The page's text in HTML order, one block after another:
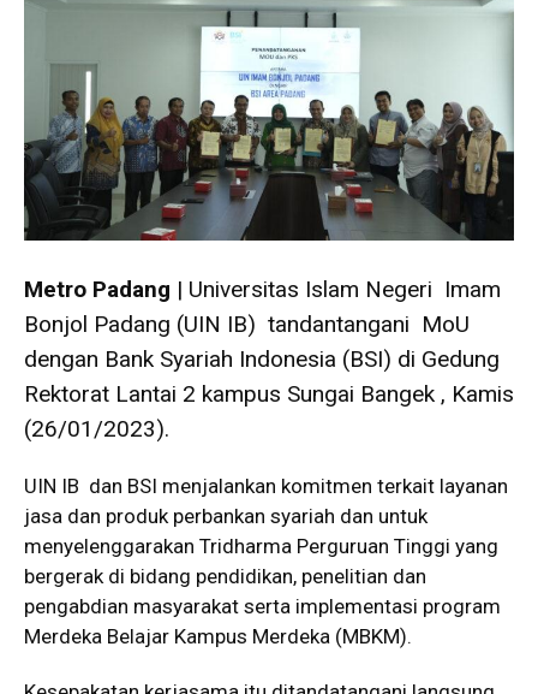
Metro Padang | Universitas Islam Negeri Imam
Bonjol Padang (UIN IB) tandantangani MoU
dengan Bank Syariah Indonesia (BSI) di Gedung
Rektorat Lantai 2 kampus Sungai Bangek , Kamis
(26/01/2023).
UIN IB dan BSI menjalankan komitmen terkait layanan
jasa dan produk perbankan syariah dan untuk
menyelenggarakan Tridharma Perguruan Tinggi yang
bergerak di bidang pendidikan, penelitian dan
pengabdian masyarakat serta implementasi program
Merdeka Belajar Kampus Merdeka (MBKM).